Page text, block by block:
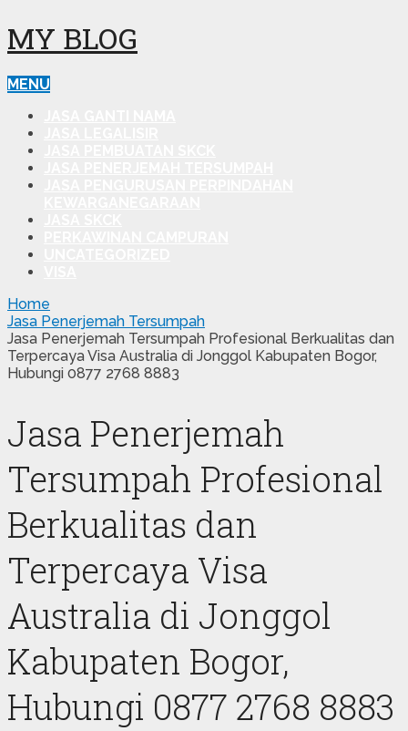
MY BLOG
MENU
Home
Jasa Penerjemah Tersumpah
Jasa Penerjemah Tersumpah Profesional Berkualitas dan
Terpercaya Visa Australia di Jonggol Kabupaten Bogor,
Hubungi 0877 2768 8883
Jasa Penerjemah
Tersumpah Profesional
Berkualitas dan
Terpercaya Visa
Australia di Jonggol
Kabupaten Bogor,
Hubungi 0877 2768 8883